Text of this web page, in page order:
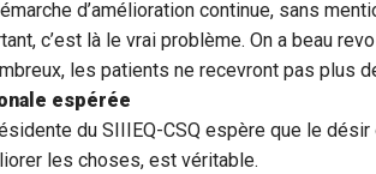
d’amélioration continue, sans
c’est là le vrai problème. On a beau
les patients ne recevront pas plus
espérée
du SIIIEQ-CSQ espère que le
les choses, est véritable.